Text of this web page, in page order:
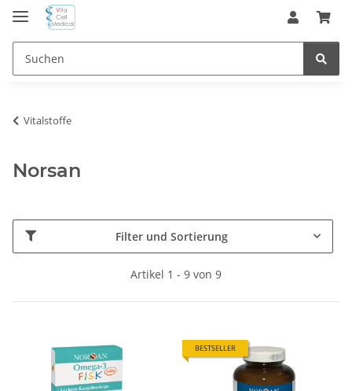
Vitalstoffe
Norsan
Filter und Sortierung
Artikel 1 - 9 von 9
BESTSELLER